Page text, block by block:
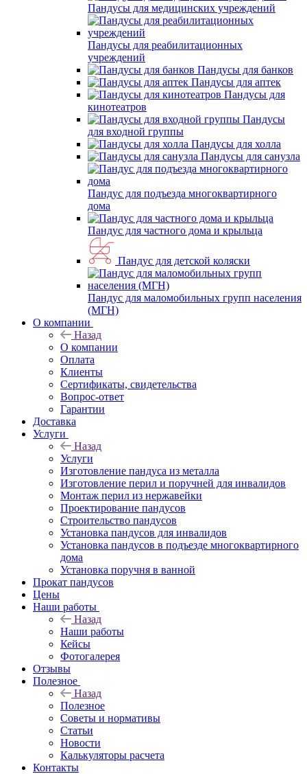
Пандусы для медицинских учреждений
Пандусы для реабилитационных
учреждений
Пандусы для банков
Пандусы для аптек
Пандусы для
кинотеатров
Пандусы
для входной группы
Пандусы для холла
Пандусы для санузла
Пандус для подъезда многоквартирного
дома
Пандус для частного дома и крыльца
Пандус для детской коляски
Пандус для маломобильных групп населения
(МГН)
О компании
Назад
О компании
Оплата
Клиенты
Сертификаты, свидетельства
Вопрос-ответ
Гарантии
Доставка
Услуги
Назад
Услуги
Изготовление пандуса из металла
Изготовление перил и поручней для инвалидов
Монтаж перил из нержавейки
Проектирование пандусов
Строительство пандусов
Установка пандусов для инвалидов
Установка пандусов в подъезде многоквартирного
дома
Установка поручня в ванной
Прокат пандусов
Цены
Наши работы
Назад
Наши работы
Кейсы
Фотогалерея
Отзывы
Полезное
Назад
Полезное
Советы и нормативы
Статьи
Новости
Калькуляторы расчета
Контакты